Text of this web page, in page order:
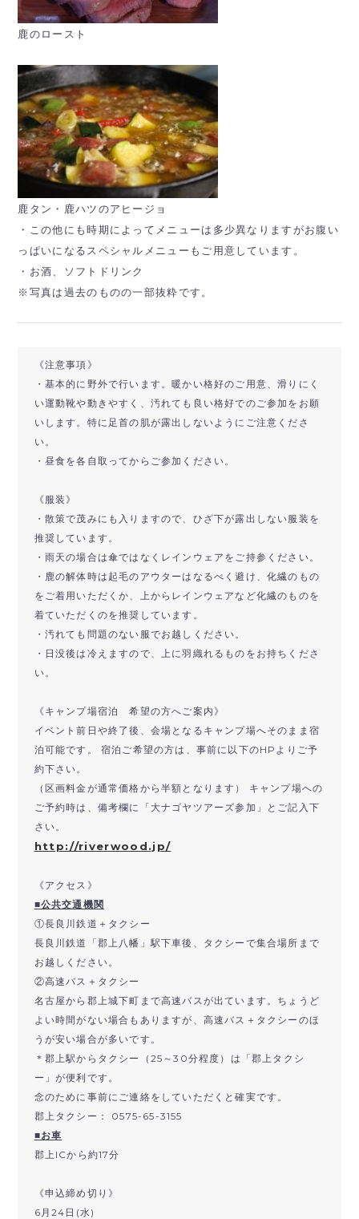
鹿のロースト
鹿タン・鹿ハツのアヒージョ
・この他にも時期によってメニューは多少異なりますがお腹い
っぱいになるスペシャルメニューもご用意しています。
・お酒、ソフトドリンク
※写真は過去のものの一部抜粋です。
《注意事項》
・基本的に野外で行います。暖かい格好のご用意、滑りにく
い運動靴や動きやすく、汚れても良い格好でのご参加をお願
いします。特に足首の肌が露出しないようにご注意くださ
い。
・昼食を各自取ってからご参加ください。
《服装》
・散策で茂みにも入りますので、ひざ下が露出しない服装を
推奨しています。
・雨天の場合は傘ではなくレインウェアをご持参ください。
・鹿の解体時は起毛のアウターはなるべく避け、化繊のもの
をご着用いただくか、上からレインウェアなど化繊のものを
着ていただくのを推奨しています。
・汚れても問題のない服でお越しください。
・日没後は冷えますので、上に羽織れるものをお持ちくださ
い。
《キャンプ場宿泊 希望の方へご案内》
イベント前日や終了後、会場となるキャンプ場へそのまま宿
泊可能です。 宿泊ご希望の方は、事前に以下のHPよりご予
約下さい。
（区画料金が通常価格から半額となります） キャンプ場への
ご予約時は、備考欄に「大ナゴヤツアーズ参加」とご記入下
さい。
http://riverwood.jp/
《アクセス》
■公共交通機関
①長良川鉄道＋タクシー
長良川鉄道「郡上八幡」駅下車後、タクシーで集合場所まで
お越しください。
②高速バス＋タクシー
名古屋から郡上城下町まで高速バスが出ています。ちょうど
よい時間がない場合もありますが、高速バス＋タクシーのほ
うが安い場合が多いです。
＊郡上駅からタクシー（25～30分程度）は「郡上タクシ
ー」が便利です。
念のために事前にご連絡をしていただくと確実です。
郡上タクシー： 0575-65-3155
■お車
郡上ICから約17分
《申込締め切り》
6月24日(水)